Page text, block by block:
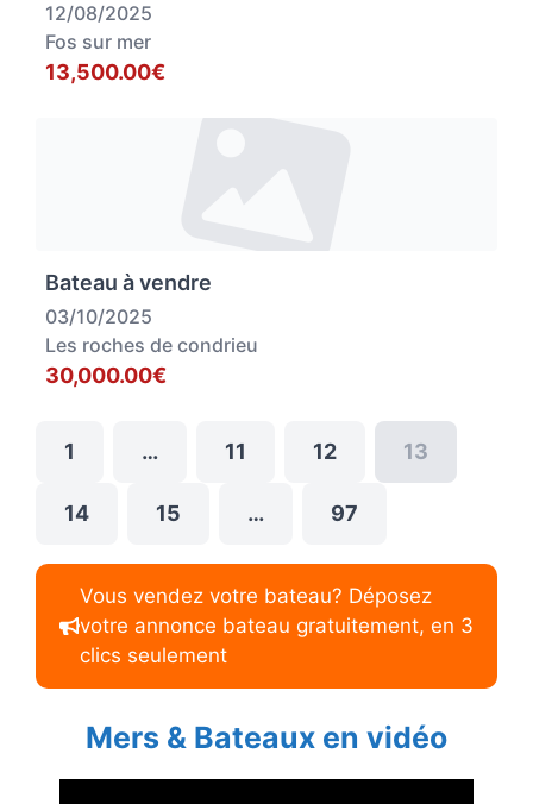
12/08/2025
Fos sur mer
13,500.00€
Bateau à vendre
03/10/2025
Les roches de condrieu
30,000.00€
1 … 11 12 13
14 15 … 97
Vous vendez votre bateau? Déposez
votre annonce bateau gratuitement, en 3
clics seulement
Mers & Bateaux en vidéo